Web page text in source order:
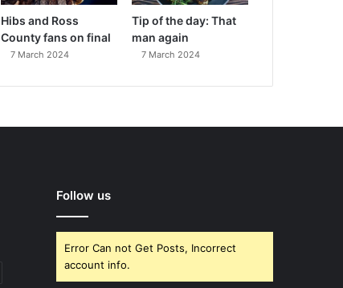
Hibs and Ross
County fans on final
7 March 2024
Tip of the day: That
man again
7 March 2024
Follow us
Error Can not Get Posts, Incorrect
account info.